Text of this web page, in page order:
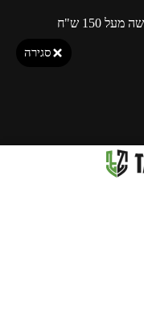
150 ש"ח
סגירה